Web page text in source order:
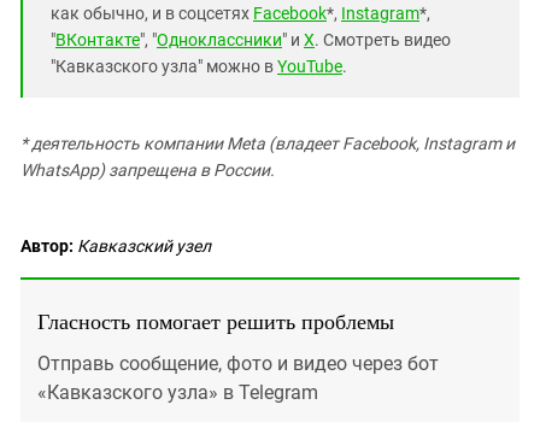
как обычно, и в соцсетях Facebook*, Instagram*,
"ВКонтакте", "Одноклассники" и X. Смотреть видео
"Кавказского узла" можно вYouTube.
* деятельность компании Meta (владеет Facebook, Instagram и
WhatsApp) запрещена в России.
Автор: Кавказский узел
Гласность помогает решить проблемы
Отправь сообщение, фото и видео через бот
«Кавказского узла» в Telegram